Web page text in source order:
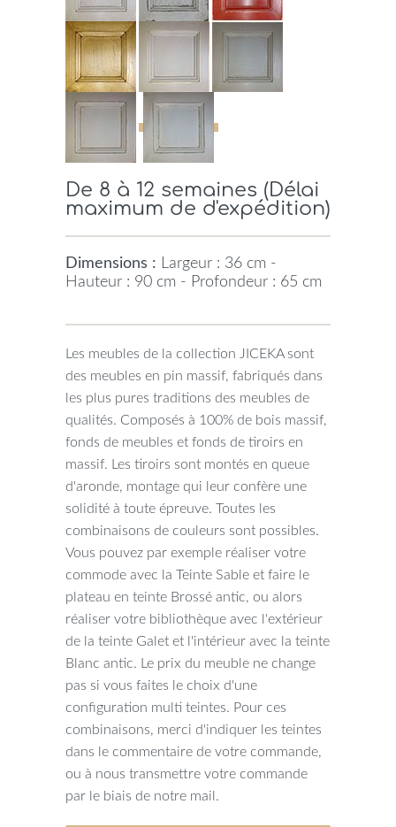
De 8 à 12 semaines (Délai
maximum de d'expédition)
Dimensions : Largeur : 36 cm -
Hauteur : 90 cm - Profondeur : 65 cm
Les meubles de la collection JICEKA sont
des meubles en pin massif, fabriqués dans
les plus pures traditions des meubles de
qualités. Composés à 100% de bois massif,
fonds de meubles et fonds de tiroirs en
massif. Les tiroirs sont montés en queue
d'aronde, montage qui leur confère une
solidité à toute épreuve. Toutes les
combinaisons de couleurs sont possibles.
Vous pouvez par exemple réaliser votre
commode avec la Teinte Sable et faire le
plateau en teinte Brossé antic, ou alors
réaliser votre bibliothèque avec l'extérieur
de la teinte Galet et l'intérieur avec la teinte
Blanc antic. Le prix du meuble ne change
pas si vous faites le choix d'une
configuration multi teintes. Pour ces
combinaisons, merci d'indiquer les teintes
dans le commentaire de votre commande,
ou à nous transmettre votre commande
par le biais de notre mail.